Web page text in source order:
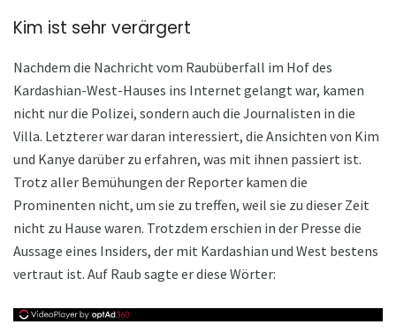
Kim ist sehr verärgert
Nachdem die Nachricht vom Raubüberfall im Hof ​​des
Kardashian-West-Hauses ins Internet gelangt war, kamen
nicht nur die Polizei, sondern auch die Journalisten in die
Villa. Letzterer war daran interessiert, die Ansichten von Kim
und Kanye darüber zu erfahren, was mit ihnen passiert ist.
Trotz aller Bemühungen der Reporter kamen die
Prominenten nicht, um sie zu treffen, weil sie zu dieser Zeit
nicht zu Hause waren. Trotzdem erschien in der Presse die
Aussage eines Insiders, der mit Kardashian und West bestens
vertraut ist. Auf Raub sagte er diese Wörter: